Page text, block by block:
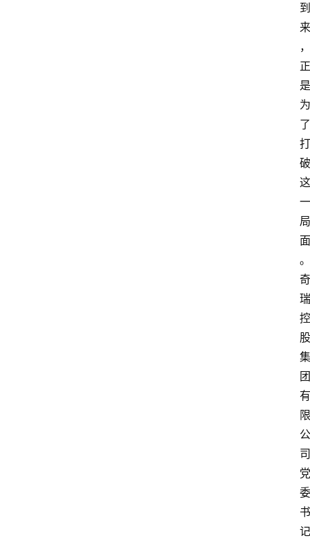
到
来
，
正
是
为
了
打
破
这
一
局
面
。
奇
瑞
控
股
集
团
有
限
公
司
党
委
书
记